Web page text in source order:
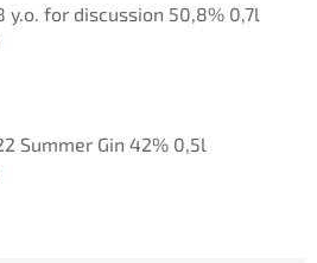
y.o. for discussion 50,8% 0,7l
Summer Gin 42% 0,5l